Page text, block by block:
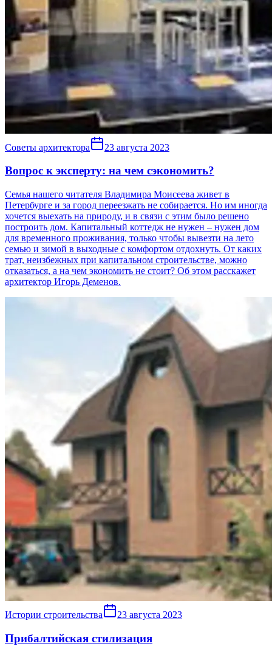
Советы архитектора 23 августа 2023
Вопрос к эксперту: на чем сэкономить?
Семья нашего читателя Владимира Моисеева живет в
Петербурге и за город переезжать не собирается. Но им иногда
хочется выехать на природу, и в связи с этим было решено
построить дом. Капитальный коттедж не нужен – нужен дом
для временного проживания, только чтобы вывезти на лето
семью и зимой в выходные с комфортом отдохнуть. От каких
трат, неизбежных при капитальном строительстве, можно
отказаться, а на чем экономить не стоит? Об этом расскажет
архитектор Игорь Деменов.
Истории строительства 23 августа 2023
Прибалтийская стилизация